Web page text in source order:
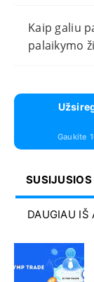
Kaip galiu
palaikymo
Gaukite
DAUGIAU IŠ